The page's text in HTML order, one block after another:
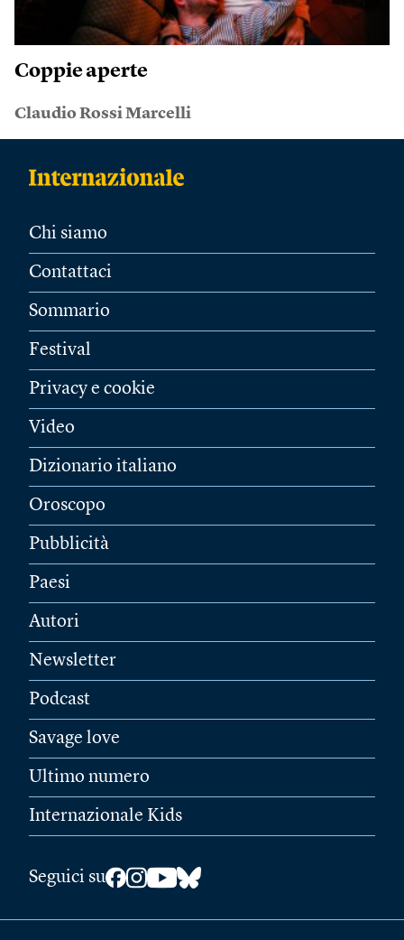
Coppie aperte
Claudio Rossi Marcelli
Chi siamo
Contattaci
Sommario
Festival
Privacy e cookie
Video
Dizionario italiano
Oroscopo
Pubblicità
Paesi
Autori
Newsletter
Podcast
Savage love
Ultimo numero
Internazionale Kids
Seguici su